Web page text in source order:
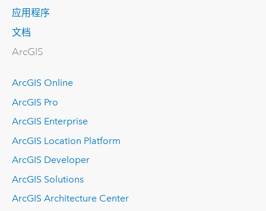
应用程序
文档
ArcGIS
ArcGIS Online
ArcGIS Pro
ArcGIS Enterprise
ArcGIS Location Platform
ArcGIS Developer
ArcGIS Solutions
ArcGIS Architecture Center